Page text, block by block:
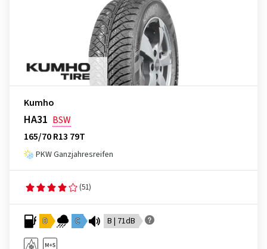
Kumho
HA31 BSW
165/70 R13 79T
PKW Ganzjahresreifen
(51)
D C B | 71dB